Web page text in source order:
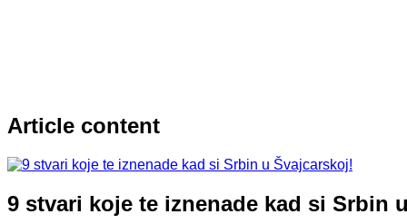
Article content
9 stvari koje te iznenade kad si Srbin